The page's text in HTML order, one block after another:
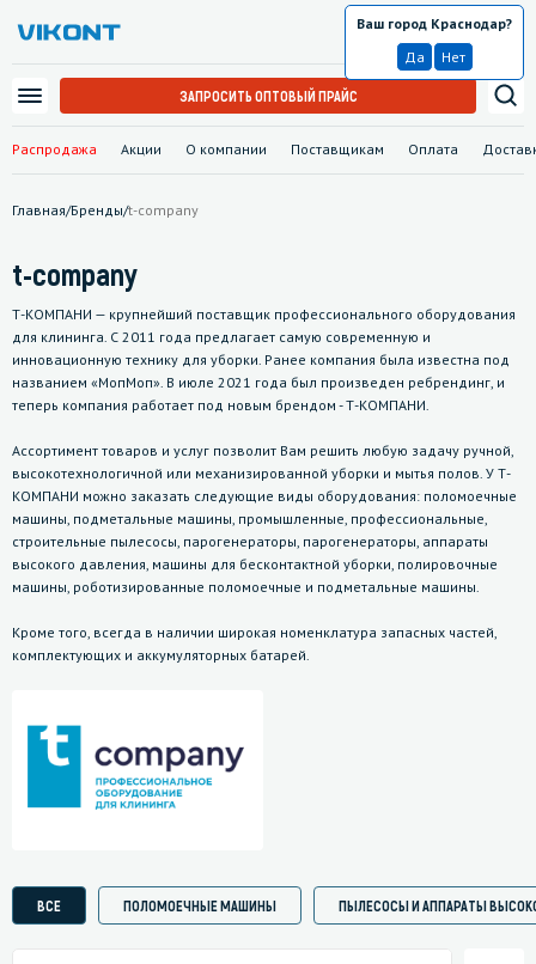
Распродажа Акции О компании Поставщикам Оплата
Краснодар
Ваш город Краснодар?
Да
Нет
ЗАПРОСИТЬ ОПТОВЫЙ ПРАЙС
Главная/Бренды/t-company
t-company
Т-КОМПАНИ — крупнейший поставщик профессионального оборудования
для клининга. С 2011 года предлагает самую современную и
инновационную технику для уборки. Ранее компания была известна под
названием «МопМоп». В июле 2021 года был произведен ребрендинг, и
теперь компания работает под новым брендом - Т-КОМПАНИ.
Ассортимент товаров и услуг позволит Вам решить любую задачу ручной,
высокотехнологичной или механизированной уборки и мытья полов. У Т-
КОМПАНИ можно заказать следующие виды оборудования: поломоечные
машины, подметальные машины, промышленные, профессиональные,
строительные пылесосы, парогенераторы, парогенераторы, аппараты
высокого давления, машины для бесконтактной уборки, полировочные
машины, роботизированные поломоечные и подметальные машины.
Кроме того, всегда в наличии широкая номенклатура запасных частей,
комплектующих и аккумуляторных батарей.
ВСЕ ПОЛОМОЕЧНЫЕ МАШИНЫ ПЫЛЕСОСЫ И АППАРАТЫ